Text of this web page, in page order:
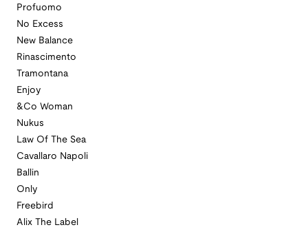
Profuomo
No Excess
New Balance
Rinascimento
Tramontana
Enjoy
&Co Woman
Nukus
Law Of The Sea
Cavallaro Napoli
Ballin
Only
Freebird
Alix The Label